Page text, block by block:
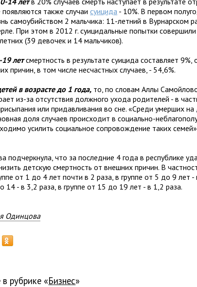
появляются также случаисуицида - 10%. В первом
самоубийством 2 мальчика: 11-летний в Вурнарском
При этом в 2012 г. суицидальные попытки
(39 девочек и 14 мальчиков).
19 летсмертность в результате суицида составляет
причин, в том числе несчастных случаев, - 54,6%.
в возрасте до 1 года, то, по словам Аллы
из-за отсутствия должного ухода родителей - в
или придавливания во сне. «Среди умерших
доля случаев происходит в социально-
усилить социальное сопровождение таких
подчеркнула, что за последние 4 года в республике
детскую смертность от внешних причин. В
от 1 до 4 лет почти в 2 раза, в группе от 5 до 9 лет -
14 - в 3,2 раза, в группе от 15 до 19 лет - в 1,2 раза.
Одинцова
рубрике « бизнес»